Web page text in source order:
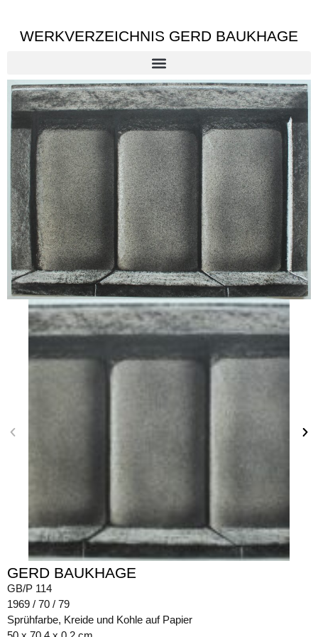
WERKVERZEICHNIS GERD BAUKHAGE
GERD BAUKHAGE
GB/P 114
1969 / 70 / 79
Sprühfarbe, Kreide und Kohle auf Papier